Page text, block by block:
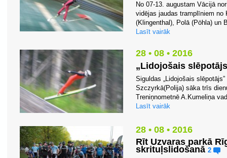
No 07-13. augustam Vācijā
vidējas jaudas tramplīniem no
(Klingenthal), Polā (Pöhla) un
Lasīt vairāk
28 • 08 • 2016
„Lidojošais
Siguldas „Lidojošais
Szczyrkā(Polija) sāka trīs
Treniņnometnē A.Kumeliņa
Lasīt vairāk
28 • 08 • 2016
Rīt Uzvaras parkā
skrituļslidošanā 2